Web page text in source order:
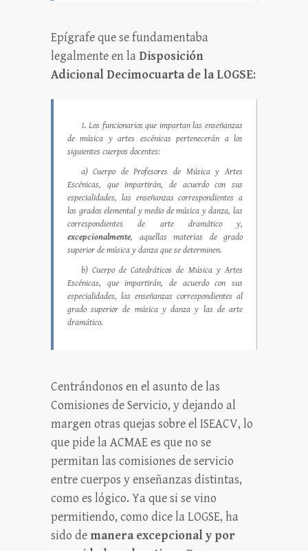
Epígrafe que se fundamentaba
legalmente en la Disposición
Adicional Decimocuarta de la LOGSE:
1. Los funcionarios que impartan las enseñanzas
de música y artes escénicas pertenecerán a los
siguientes cuerpos docentes:
a) Cuerpo de Profesores de Música y Artes
Escénicas, que impartirán, de acuerdo con sus
especialidades, las enseñanzas correspondientes a
los grados elemental y medio de música y danza, las
correspondientes de arte dramático y,
excepcionalmente, aquellas materias de grado
superior de música y danza que se determinen.
b) Cuerpo de Catedráticos de Música y Artes
Escénicas, que impartirán, de acuerdo con sus
especialidades, las enseñanzas correspondientes al
grado superior de música y danza y las de arte
dramático.
Centrándonos en el asunto de las
Comisiones de Servicio, y dejando al
margen otras quejas sobre el ISEACV, lo
que pide la ACMAE es que no se
permitan las comisiones de servicio
entre cuerpos y enseñanzas distintas,
como es lógico. Ya que si se vino
permitiendo, como dice la LOGSE, ha
sido de manera excepcional y por